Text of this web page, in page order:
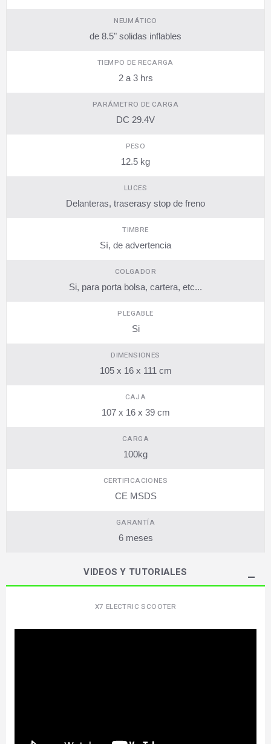
NEUMÁTICO
de 8.5" solidas inflables
TIEMPO DE RECARGA
2 a 3 hrs
PARÁMETRO DE CARGA
DC 29.4V
PESO
12.5 kg
LUCES
Delanteras, traserasy stop de freno
TIMBRE
Sí, de advertencia
COLGADOR
Si, para porta bolsa, cartera, etc...
PLEGABLE
Si
DIMENSIONES
105 x 16 x 111 cm
CAJA
107 x 16 x 39 cm
CARGA
100kg
CERTIFICACIONES
CE MSDS
GARANTÍA
6 meses
VIDEOS Y TUTORIALES
X7 ELECTRIC SCOOTER